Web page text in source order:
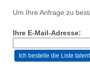
Um Ihre Anfrage zu
Ihre E-Mail-Adresse: